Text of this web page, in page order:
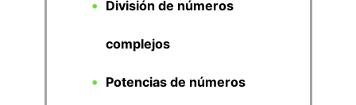
División de números
complejos
Potencias de números